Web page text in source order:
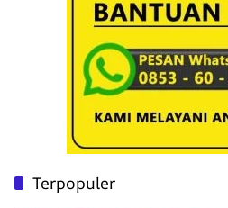
Terpopuler